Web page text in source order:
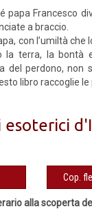
papa Francesco
a braccio.
con l’umiltà
la terra, la bontà
del perdono, non
libro raccoglie
esoterici
alla scoperta